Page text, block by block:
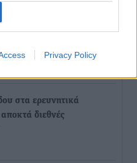
Privacy Policy
στα ερευνητικά
διεθνές